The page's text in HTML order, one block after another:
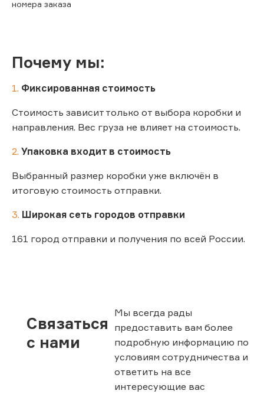
номера заказа
Почему мы:
1. Фиксированная стоимость
Стоимость зависит только от выбора коробки и
направления. Вес груза не влияет на стоимость.
2. Упаковка входит в стоимость
Выбранный размер коробки уже включён в
итоговую стоимость отправки.
3. Широкая сеть городов отправки
161 город отправки и получения по всей России.
Связаться
с нами
Мы всегда рады
предоставить вам более
подробную информацию по
условиям сотрудничества и
ответить на все
интересующие вас